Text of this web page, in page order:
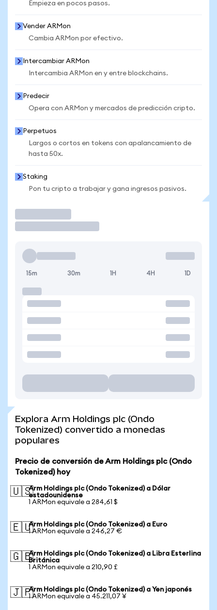
Empieza en pocos pasos.
Vender ARMon
Cambia ARMon por efectivo.
Intercambiar ARMon
Intercambia ARMon en y entre blockchains.
Predecir
Opera con ARMon y mercados de predicción cripto.
Perpetuos
Largos o cortos en tokens con apalancamiento de
hasta 50x.
Staking
Pon tu cripto a trabajar y gana ingresos pasivos.
15m 30m 1H 4H 1D
Explora Arm Holdings plc (Ondo
Tokenized) convertido a monedas
populares
Precio de conversión de Arm Holdings plc (Ondo
Tokenized) hoy
🇺🇸Arm Holdings plc (Ondo Tokenized) a Dólar
estadounidense
1 ARMon equivale a 284,61 $
🇪🇺Arm Holdings plc (Ondo Tokenized) a Euro
1 ARMon equivale a 246,27 €
🇬🇧Arm Holdings plc (Ondo Tokenized) a Libra Esterlina
Británica
1 ARMon equivale a 210,90 £
🇯🇵Arm Holdings plc (Ondo Tokenized) a Yen japonés
1 ARMon equivale a 45.211,07 ¥